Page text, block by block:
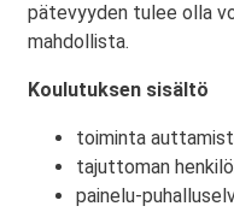
pätevyyden tulee olla
mahdollista.
Koulutuksen sisältö
toiminta
tajuttoman
painelu-